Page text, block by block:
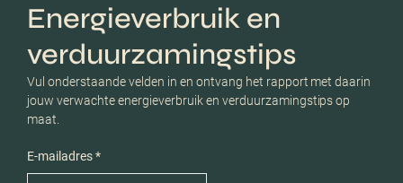
Energieverbruik en
verduurzamingstips
Vul onderstaande velden in en ontvang het rapport met daarin
jouw verwachte energieverbruik en verduurzamingstips op
maat.
E-mailadres *